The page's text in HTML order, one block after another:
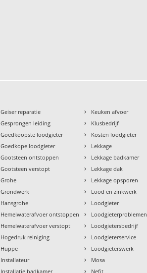
Geiser reparatie
Gesprongen leiding
Goedkoopste loodgieter
Goedkope loodgieter
Gootsteen ontstoppen
Gootsteen verstopt
Grohe
Grondwerk
Hansgrohe
Hemelwaterafvoer ontstoppen
Hemelwaterafvoer verstopt
Hogedruk reiniging
Huppe
Installateur
Installatie badkamer
› Keuken afvoer
› Klusbedrijf
› Kosten loodgieter
› Lekkage
› Lekkage badkamer
› Lekkage dak
› Lekkage opsporen
› Lood en zinkwerk
› Loodgieter
› Loodgieterproblemen
› Loodgietersbedrijf
› Loodgieterservice
› Loodgieterswerk
› Mosa
› Nefit